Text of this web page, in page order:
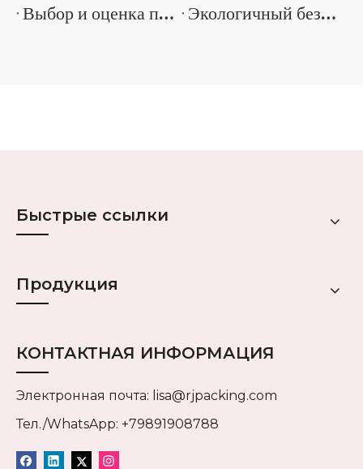
Выбор и оценка поставщика экологически чистой упаковки для солнцезащитных кремов
Экологичный безвоздушный дизайн бутылки насоса и варианты материалов
Быстрые ссылки
Продукция
КОНТАКТНАЯ ИНФОРМАЦИЯ
Электронная почта: lisa@rjpacking.com
Тел./WhatsApp: +79891908788